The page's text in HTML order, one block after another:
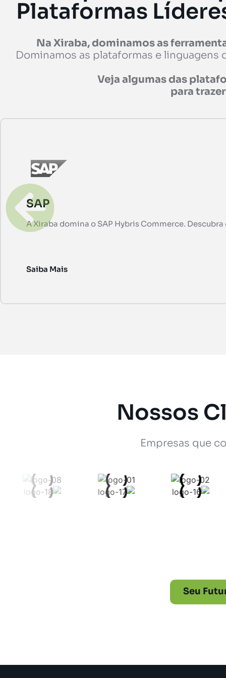
Plataformas
Na Xiraba, dominamos as
Dominamos as plataformas e
Veja algumas das
para
SAP
A Xiraba domina o SAP Hybris Commerce.
Saiba Mais
Nossos
Empresas que
Seu